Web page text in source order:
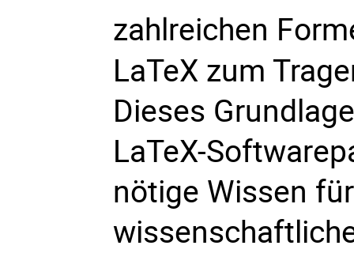
zahlreichen
LaTeX zum
Dieses
LaTeX-
nötige Wissen